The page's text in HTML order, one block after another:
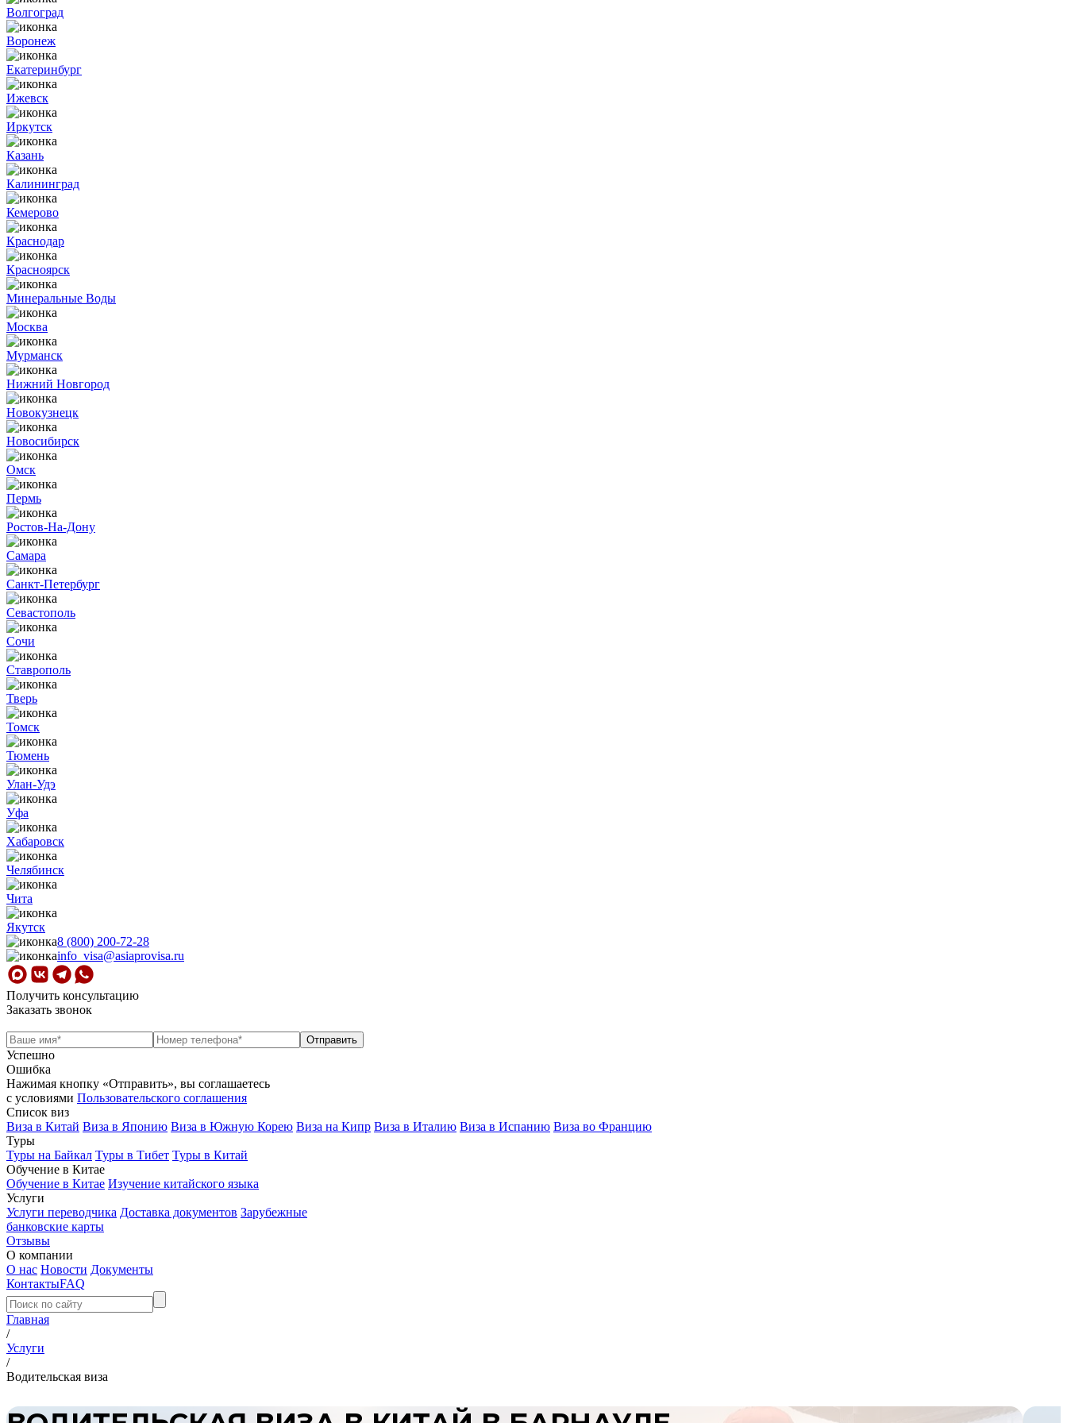
Волгоград
Воронеж
Екатеринбург
Ижевск
Иркутск
Казань
Калининград
Кемерово
Краснодар
Красноярск
Минеральные Воды
Москва
Мурманск
Нижний Новгород
Новокузнецк
Новосибирск
Омск
Пермь
Ростов-На-Дону
Самара
Санкт-Петербург
Севастополь
Сочи
Ставрополь
Тверь
Томск
Тюмень
Улан-Удэ
Уфа
Хабаровск
Челябинск
Чита
Якутск
8 (800) 200-72-28
info_visa@asiaprovisa.ru
Получить консультацию
Заказать звонок
Успешно
Ошибка
Нажимая кнопку «Отправить», вы соглашаетесь
с условиями Пользовательского соглашения
Список виз
Виза в Китай Виза в Японию Виза в Южную Корею Виза на Кипр Виза в Италию Виза в Испанию Виза во Францию
Туры
Туры на Байкал Туры в Тибет Туры в Китай
Обучение в Китае
Обучение в Китае Изучение китайского языка
Услуги
Услуги переводчика Доставка документов Зарубежные
банковские карты
Отзывы
О компании
О нас Новости Документы
КонтактыFAQ
Главная
/
Услуги
/
Водительская виза